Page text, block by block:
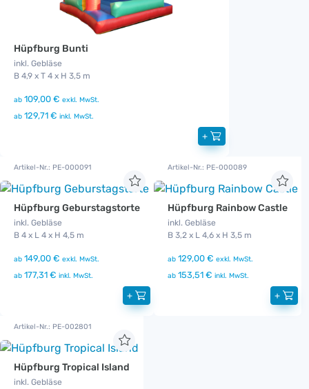
Hüpfburg Bunti
inkl. Gebläse
B 4,9 x T 4 x H 3,5 m
ab 109,00 € exkl. MwSt.
ab 129,71 € inkl. MwSt.
+
Artikel-Nr.: PE-000091
Hüpfburg Geburstagstorte
inkl. Gebläse
B 4 x L 4 x H 4,5 m
ab 149,00 € exkl. MwSt.
ab 177,31 € inkl. MwSt.
+
Artikel-Nr.: PE-000089
Hüpfburg Rainbow Castle
inkl. Gebläse
B 3,2 x L 4,6 x H 3,5 m
ab 129,00 € exkl. MwSt.
ab 153,51 € inkl. MwSt.
+
Artikel-Nr.: PE-002801
Hüpfburg Tropical Island
inkl. Gebläse